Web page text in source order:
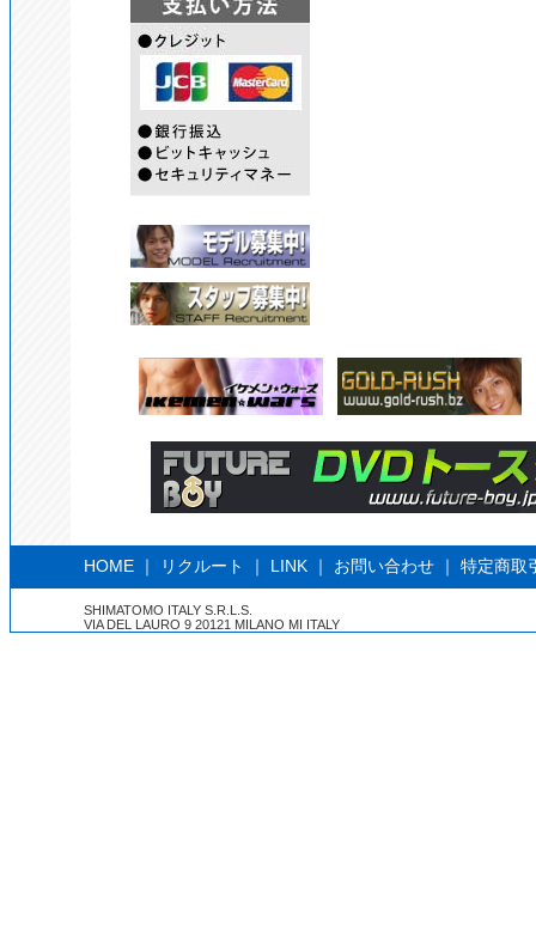
HOME ｜ リクルート ｜ LINK ｜ お問い合わせ ｜ 特定商取
SHIMATOMO ITALY S.R.L.S.
VIA DEL LAURO 9 20121 MILANO MI ITALY